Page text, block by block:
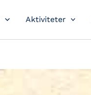
Aktiviteter